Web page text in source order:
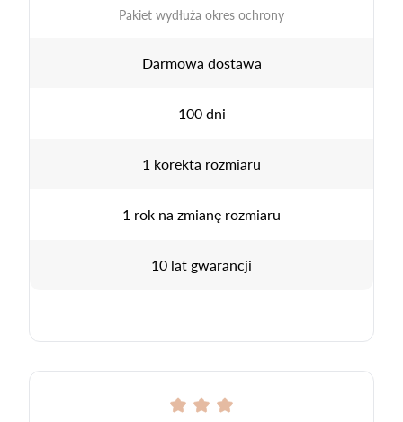
Pakiet wydłuża okres ochrony
Darmowa dostawa
100 dni
1 korekta rozmiaru
1 rok na zmianę rozmiaru
10 lat gwarancji
-